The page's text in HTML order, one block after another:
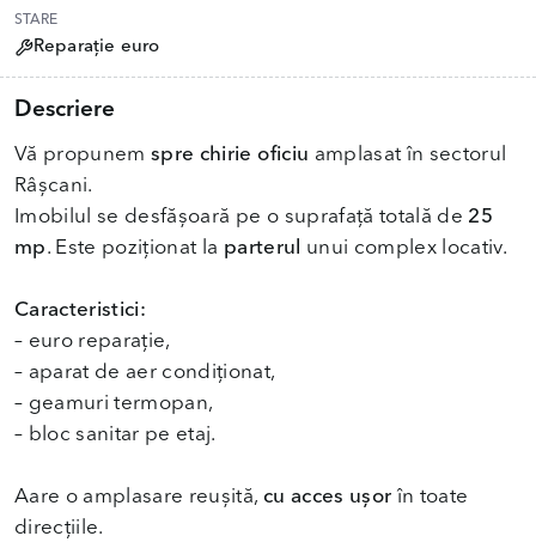
STARE
Reparație euro
Descriere
Vă propunem spre chirie oficiu amplasat în sectorul
Râșcani.
Imobilul se desfășoară pe o suprafață totală de 25
mp. Este poziționat la parterul unui complex locativ.
Caracteristici:
– euro reparație,
– aparat de aer condiționat,
– geamuri termopan,
– bloc sanitar pe etaj.
Aare o amplasare reușită, cu acces ușor în toate
direcțiile.